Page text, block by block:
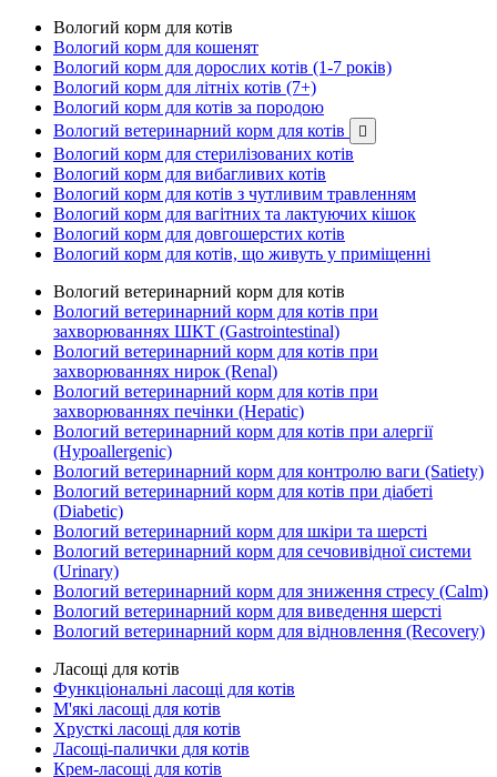
Вологий корм для котів
Вологий корм для кошенят
Вологий корм для дорослих котів (1-7 років)
Вологий корм для літніх котів (7+)
Вологий корм для котів за породою
Вологий ветеринарний корм для котів

Вологий корм для стерилізованих котів
Вологий корм для вибагливих котів
Вологий корм для котів з чутливим травленням
Вологий корм для вагітних та лактуючих кішок
Вологий корм для довгошерстих котів
Вологий корм для котів, що живуть у приміщенні
Вологий ветеринарний корм для котів
Вологий ветеринарний корм для котів при
захворюваннях ШКТ (Gastrointestinal)
Вологий ветеринарний корм для котів при
захворюваннях нирок (Renal)
Вологий ветеринарний корм для котів при
захворюваннях печінки (Hepatic)
Вологий ветеринарний корм для котів при алергії
(Hypoallergenic)
Вологий ветеринарний корм для контролю ваги (Satiety)
Вологий ветеринарний корм для котів при діабеті
(Diabetic)
Вологий ветеринарний корм для шкіри та шерсті
Вологий ветеринарний корм для сечовивідної системи
(Urinary)
Вологий ветеринарний корм для зниження стресу (Calm)
Вологий ветеринарний корм для виведення шерсті
Вологий ветеринарний корм для відновлення (Recovery)
Ласощі для котів
Функціональні ласощі для котів
М'які ласощі для котів
Хрусткі ласощі для котів
Ласощі-палички для котів
Крем-ласощі для котів